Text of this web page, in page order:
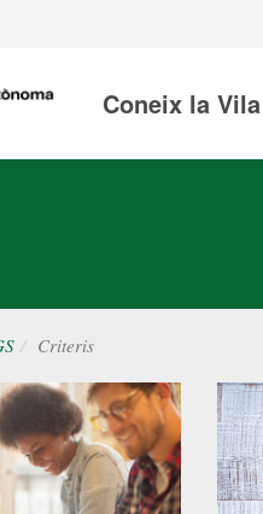
Coneix la Vila
Criteris